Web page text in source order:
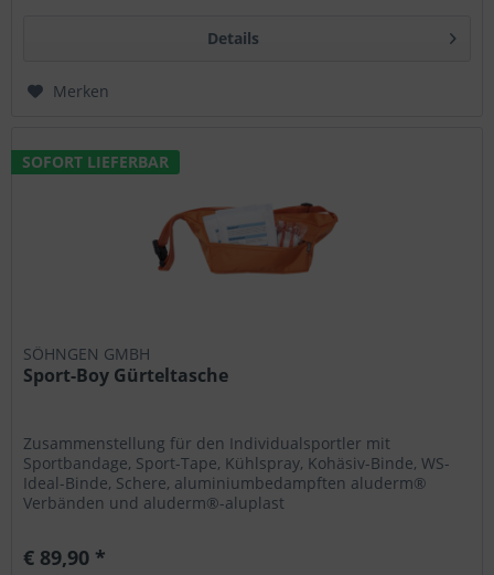
Details
Merken
SOFORT LIEFERBAR
SÖHNGEN GMBH
Sport-Boy Gürteltasche
Zusammenstellung für den Individualsportler mit
Sportbandage, Sport-Tape, Kühlspray, Kohäsiv-Binde, WS-
Ideal-Binde, Schere, aluminiumbedampften aluderm®
Verbänden und aluderm®-aluplast
€ 89,90 *